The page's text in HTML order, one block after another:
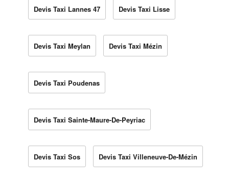
Devis Taxi Lannes 47 Devis Taxi Lisse
Devis Taxi Meylan Devis Taxi Mézin
Devis Taxi Poudenas
Devis Taxi Sainte-Maure-De-Peyriac
Devis Taxi Sos Devis Taxi Villeneuve-De-Mézin